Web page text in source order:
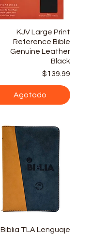
Vista rápida
KJV Large Print
Reference Bible
Genuine Leather
Black
Precio
$139.99
Agotado
Vista rápida
Biblia TLA Lenguaje